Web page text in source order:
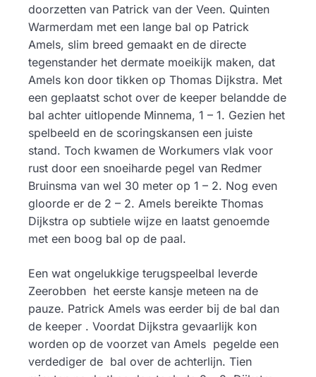
doorzetten van Patrick van der Veen. Quinten
Warmerdam met een lange bal op Patrick
Amels, slim breed gemaakt en de directe
tegenstander het dermate moeikijk maken, dat
Amels kon door tikken op Thomas Dijkstra. Met
een geplaatst schot over de keeper belandde de
bal achter uitlopende Minnema, 1 – 1. Gezien het
spelbeeld en de scoringskansen een juiste
stand. Toch kwamen de Workumers vlak voor
rust door een snoeiharde pegel van Redmer
Bruinsma van wel 30 meter op 1 – 2. Nog even
gloorde er de 2 – 2. Amels bereikte Thomas
Dijkstra op subtiele wijze en laatst genoemde
met een boog bal op de paal.
Een wat ongelukkige terugspeelbal leverde
Zeerobben het eerste kansje meteen na de
pauze. Patrick Amels was eerder bij de bal dan
de keeper . Voordat Dijkstra gevaarlijk kon
worden op de voorzet van Amels pegelde een
verdediger de bal over de achterlijn. Tien